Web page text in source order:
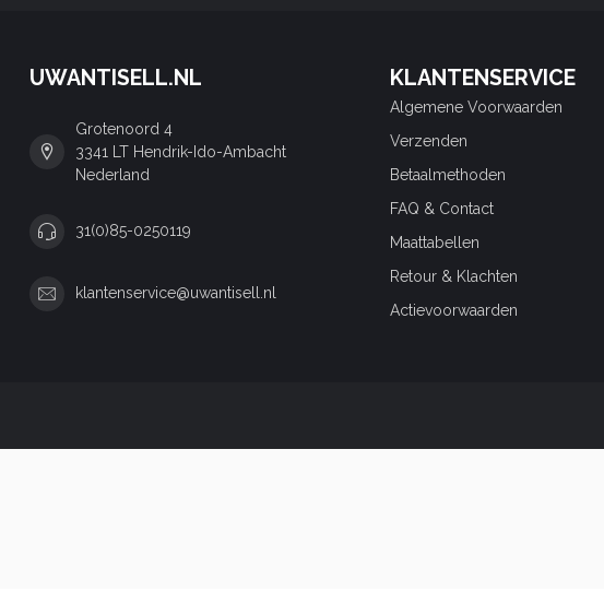
UWANTISELL.NL
Grotenoord 4
3341 LT Hendrik-Ido-Ambacht
Nederland
31(0)85-0250119
klantenservice@uwantisell.nl
KLANTENSERVICE
Algemene Voorwaarden
Verzenden
Betaalmethoden
FAQ & Contact
Maattabellen
Retour & Klachten
Actievoorwaarden